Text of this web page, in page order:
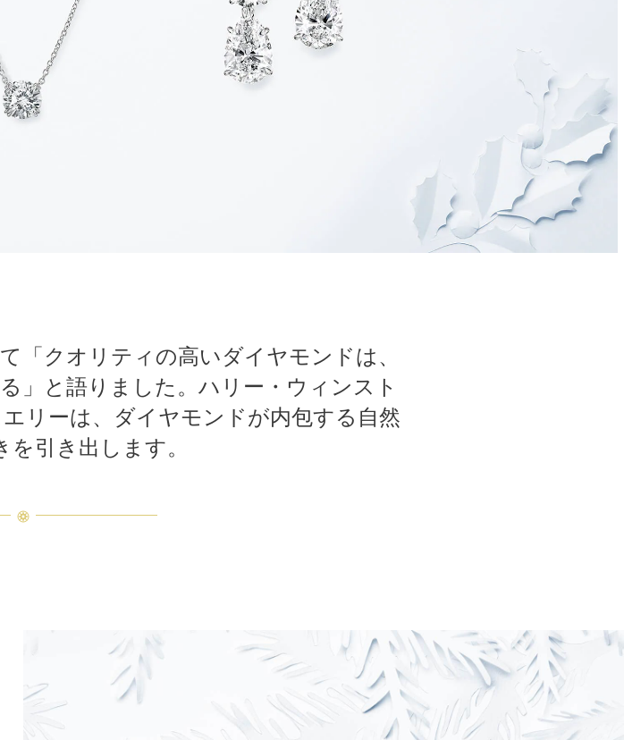
「クオリティの高いダイヤモンドは、
」と語りました。ハリー・ウィンスト
リーは、ダイヤモンドが内包する自然
引き出します。